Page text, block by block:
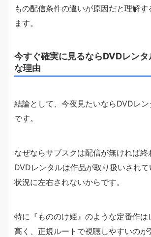
もの配信条件の違いが原因だと理解す
ます。
今すぐ確実に見るならDVDレン
な理由
結論として、今夜見たいならDVDレ
です。
なぜならサブスクは配信が無ければ終
DVDレンタルは作品が取り扱いされ
状況に左右されないからです。
特に『もののけ姫』のような定番作は
高く、正規ルートで視聴しやすいのが